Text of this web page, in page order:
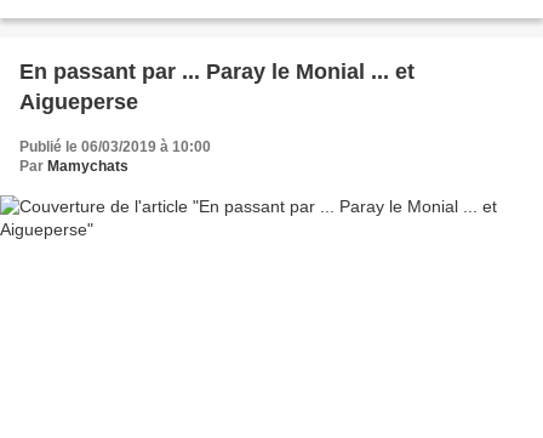
En passant par ... Paray le Monial ... et
Aigueperse
Publié le 06/03/2019 à 10:00
Par Mamychats